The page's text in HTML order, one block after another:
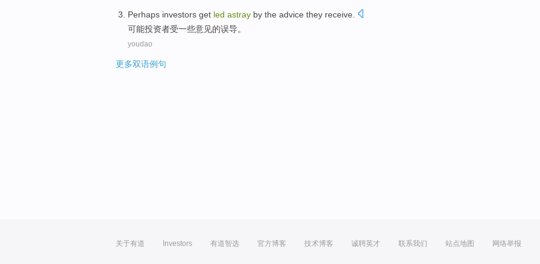
Perhaps investors get led astray by the advice they receive.
可能投资者受一些意见的误导。
youdao
更多双语例句
关于有道 Investors 有道智选 官方博客 技术博客 诚聘英才 联系我们 站点地图 网络举报